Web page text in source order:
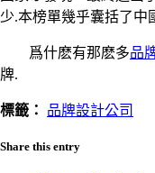
少.本榜單幾乎囊括了中
爲什麽有那麽多品
牌.
標籤： 品牌設計公司
Share this entry